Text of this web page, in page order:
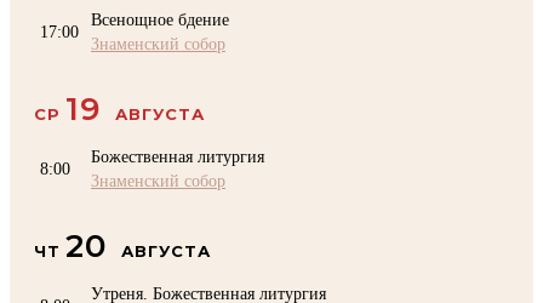
17:00
Всенощное бдение
Знаменский собор
СР 19 АВГУСТА
8:00
Божественная литургия
Знаменский собор
ЧТ 20 АВГУСТА
Утреня. Божественная литургия